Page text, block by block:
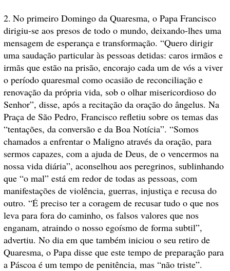
2. No primeiro Domingo da Quaresma, o Papa Francisco
dirigiu-se aos presos de todo o mundo, deixando-lhes uma
mensagem de esperança e transformação. “Quero dirigir
uma saudação particular às pessoas detidas: caros irmãos e
irmãs que estão na prisão, encorajo cada um de vós a viver
o período quaresmal como ocasião de reconciliação e
renovação da própria vida, sob o olhar misericordioso do
Senhor”, disse, após a recitação da oração do ângelus. Na
Praça de São Pedro, Francisco refletiu sobre os temas das
“tentações, da conversão e da Boa Notícia”. “Somos
chamados a enfrentar o Maligno através da oração, para
sermos capazes, com a ajuda de Deus, de o vencermos na
nossa vida diária”, aconselhou aos peregrinos, sublinhando
que “o mal” está em redor de todas as pessoas, com
manifestações de violência, guerras, injustiça e recusa do
outro. “É preciso ter a coragem de recusar tudo o que nos
leva para fora do caminho, os falsos valores que nos
enganam, atraindo o nosso egoísmo de forma subtil”,
advertiu. No dia em que também iniciou o seu retiro de
Quaresma, o Papa disse que este tempo de preparação para
a Páscoa é um tempo de penitência, mas “não triste”.